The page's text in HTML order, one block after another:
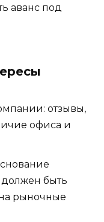
аванс под
отзывы,
офиса и
должен быть
рыночные